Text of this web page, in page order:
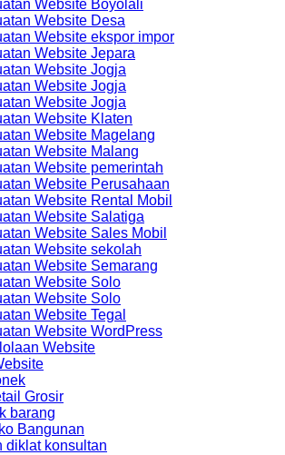
Website Boyolali
Website Desa
Website ekspor impor
Website Jepara
Website Jogja
Website Jogja
Website Jogja
Website Klaten
Website Magelang
Website Malang
Website pemerintah
Website Perusahaan
Website Rental Mobil
Website Salatiga
Website Sales Mobil
Website sekolah
Website Semarang
Website Solo
Website Solo
Website Tegal
Website WordPress
Website
Grosir
barang
Bangunan
diklat konsultan